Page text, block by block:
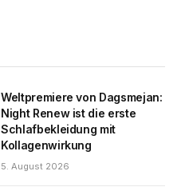
Weltpremiere von Dagsmejan:
Night Renew ist die erste
Schlafbekleidung mit
Kollagenwirkung
5. August 2026